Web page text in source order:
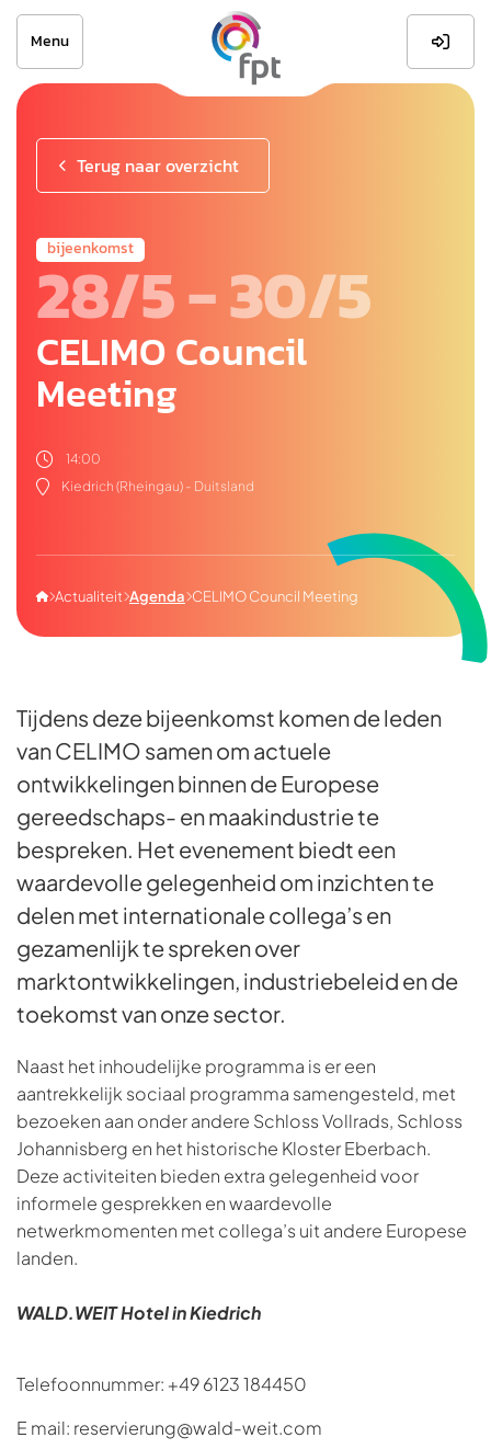
Menu 
Terug naar overzicht
bijeenkomst
28/5 - 30/5
CELIMO Council
Meeting
 14:00
 Kiedrich (Rheingau) - Duitsland
Actualiteit Agenda CELIMO Council Meeting
Tijdens deze bijeenkomst komen de leden
van CELIMO samen om actuele
ontwikkelingen binnen de Europese
gereedschaps- en maakindustrie te
bespreken. Het evenement biedt een
waardevolle gelegenheid om inzichten te
delen met internationale collega’s en
gezamenlijk te spreken over
marktontwikkelingen, industriebeleid en de
toekomst van onze sector.
Naast het inhoudelijke programma is er een
aantrekkelijk sociaal programma samengesteld, met
bezoeken aan onder andere Schloss Vollrads, Schloss
Johannisberg en het historische Kloster Eberbach.
Deze activiteiten bieden extra gelegenheid voor
informele gesprekken en waardevolle
netwerkmomenten met collega’s uit andere Europese
landen.
WALD.WEIT Hotel in Kiedrich
Telefoonnummer: +49 6123 184450
E mail: reservierung@wald-weit.com